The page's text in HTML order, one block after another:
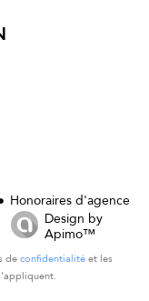
Honoraires d'agence
Design by
Apimo™
deconfidentialitéet les